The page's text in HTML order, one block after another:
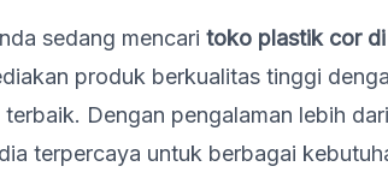
sedang mencari toko plastik cor
produk berkualitas tinggi
terbaik. Dengan pengalaman lebih
terpercaya untuk berbagai